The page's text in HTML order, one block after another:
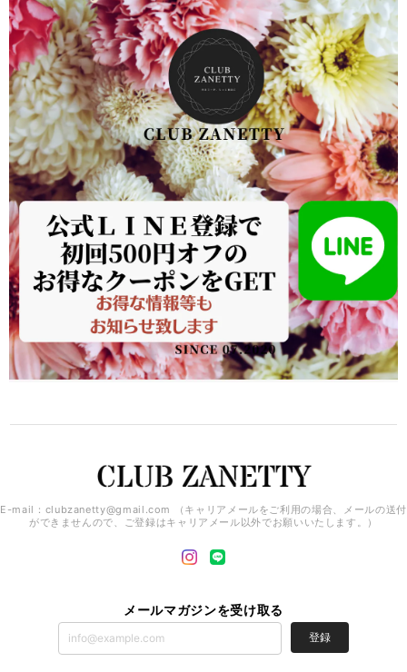
E-mail： clubzanetty@gmail.com
（キャリアメールをご利用の場合、メールの送付
ができませんので、ご登録はキャリアメール以外でお願いいたします。）
メールマガジンを受け取る
登録